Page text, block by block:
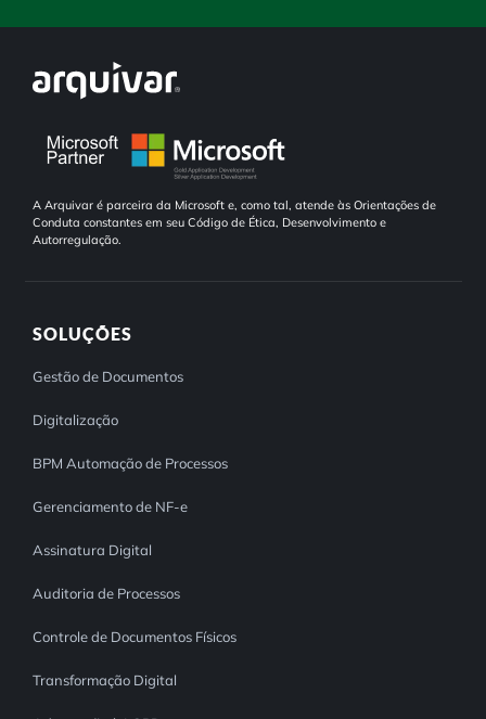
A Arquivar é parceira da Microsoft e, como tal, atende às Orientações de
Conduta constantes em seu Código de Ética, Desenvolvimento e
Autorregulação.
SOLUÇÕES
Gestão de Documentos
Digitalização
BPM Automação de Processos
Gerenciamento de NF-e
Assinatura Digital
Auditoria de Processos
Controle de Documentos Físicos
Transformação Digital